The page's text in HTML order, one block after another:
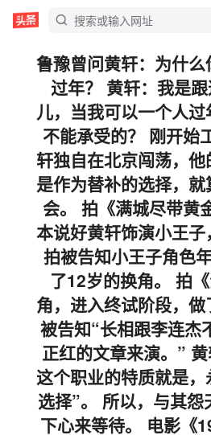
鲁豫曾问黄轩：为什
过年？ 黄轩：我是
儿，当我可以一个人
不能承受的？ 刚开始
轩独自在北京闯荡，
是作为替补的选择，
会。 拍《满城尽带黄
本说好黄轩饰演小王
拍被告知小王子角色
了12岁的换角。 拍
角，进入终试阶段，
被告知“长相跟李连杰
正红的文章来演。”
这个职业的特质就是
选择”。 所以，与其
下心来等待。 电影《